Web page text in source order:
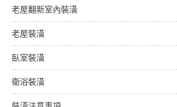
老屋翻新室內裝潢
老屋裝潢
臥室裝潢
衛浴裝潢